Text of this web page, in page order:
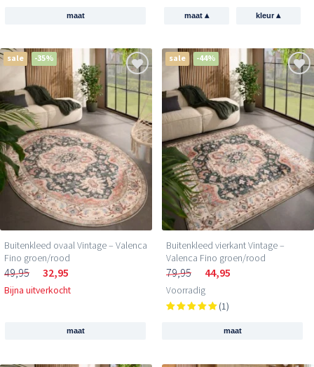
maat maat ▴ kleur▴
sale -35%
Buitenkleed ovaal Vintage – Valenca
Fino groen/rood
49,95 32,95
Bijna uitverkocht
maat
sale -44%
Buitenkleed vierkant Vintage –
Valenca Fino groen/rood
79,95 44,95
Voorradig
(1)
maat